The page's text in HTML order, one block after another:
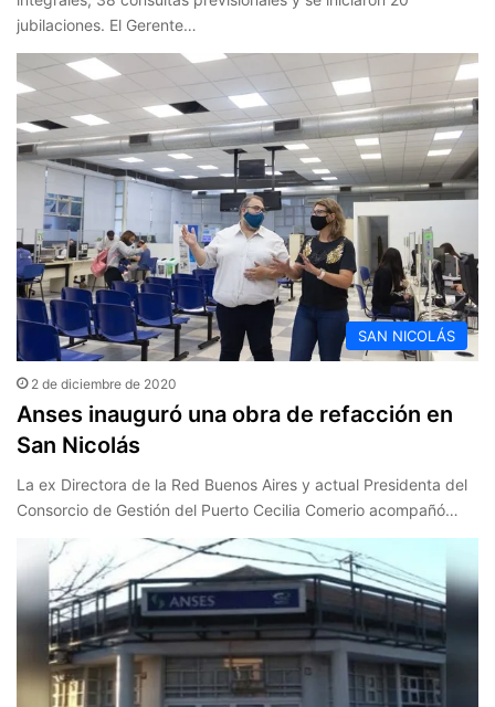
jubilaciones. El Gerente…
SAN NICOLÁS
2 de diciembre de 2020
Anses inauguró una obra de refacción en
San Nicolás
La ex Directora de la Red Buenos Aires y actual Presidenta del
Consorcio de Gestión del Puerto Cecilia Comerio acompañó…